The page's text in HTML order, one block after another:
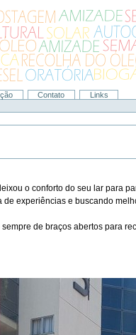
Contato
Links
o conforto do seu lar para
de experiências e buscando
de braços abertos para